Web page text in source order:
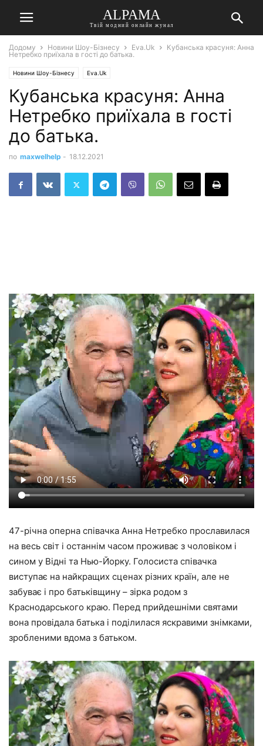
ALPAMA
Твій модний онлайн жунал
Додому Новини Шоу-Бізнесу Eva.Uk
Кубанська красуня: Анна
Нетребко приїхала в гості до батька.
Новини Шоу-Бізнесу Eva.Uk
Кубанська красуня: Анна
Нетребко приїхала в гості
до батька.
по maxwelhelp - 18.12.2021
47-річна оперна співачка Анна Нетребко прославилася
на весь світ і останнім часом проживає з чоловіком і
сином у Відні та Нью-Йорку. Голосиста співачка
виступає на найкращих сценах різних країн, але не
забуває і про батьківщину – зірка родом з
Краснодарського краю. Перед прийдешніми святами
вона провідала батька і поділилася яскравими знімками,
зробленими вдома з батьком.